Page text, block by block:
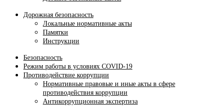
Дорожная безопасность
Локальные нормативные акты
Памятки
Инструкции
Безопасность
Режим работы в условиях COVID-19
Противодействие коррупции
Нормативные правовые и иные акты в сфере
противодействия коррупции
Антикоррупционная экспертиза